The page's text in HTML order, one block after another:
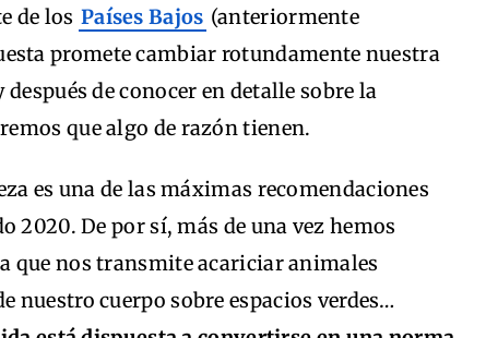
de los Países Bajos (anteriormente
promete cambiar rotundamente nuestra
de conocer en detalle sobre la
que algo de razón tienen.
es una de las máximas recomendaciones
2020. De por sí, más de una vez hemos
que nos transmite acariciar animales
nuestro cuerpo sobre espacios verdes…